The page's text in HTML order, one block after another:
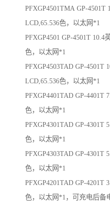
PFXGP4501TMA GP-4501T
LCD,65.536色，以太网*1
PFXGP4501 GP-4501T 10.4
色，以太网*1
PFXGP4503TAD GP-4501T
LCD,65.536色，以太网*1
PFXGP4401TAD GP-4401T
色，以太网*1
PFXGP4301TAD GP-4301T
色，以太网*1
PFXGP4303TAD GP-4301T
色，以太网*1
PFXGP4201TAD GP-4201T
色，以太网*1，可充电后备